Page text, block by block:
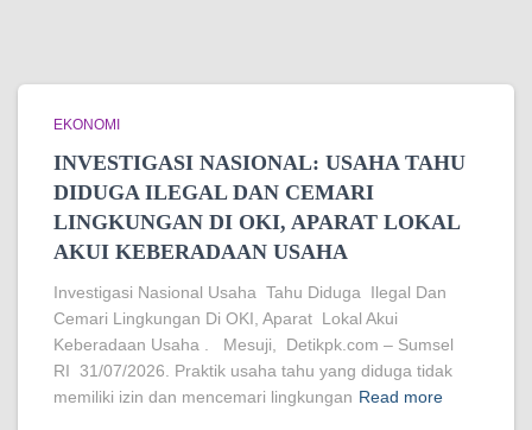
EKONOMI
INVESTIGASI NASIONAL: USAHA TAHU
DIDUGA ILEGAL DAN CEMARI
LINGKUNGAN DI OKI, APARAT LOKAL
AKUI KEBERADAAN USAHA
Investigasi Nasional Usaha Tahu Diduga Ilegal Dan
Cemari Lingkungan Di OKI, Aparat Lokal Akui
Keberadaan Usaha . Mesuji, Detikpk.com – Sumsel
RI 31/07/2026. Praktik usaha tahu yang diduga tidak
memiliki izin dan mencemari lingkungan Read more